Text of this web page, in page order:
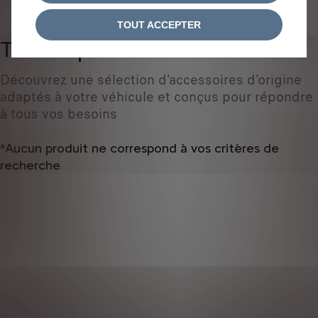
Tous les produits
Découvrez une sélection d'accessoires d'origine
adaptés à votre véhicule et conçus pour répondre
à tous vos besoins
*Aucun produit ne correspond à vos critères de
recherche
TOUT ACCEPTER